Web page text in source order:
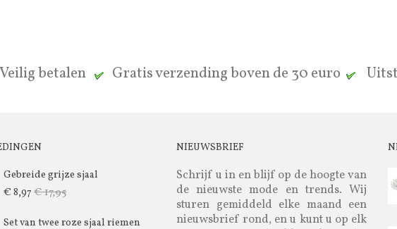
Veilig betalen Gratis verzending boven de 30 euro
Gebreide grijze sjaal
€ 8,97 € 17,95
Set van twee roze sjaal riemen
NIEUWSBRIEF
Schrijf u in en blijf op de hoogte van
de nieuwste mode en trends. Wij
sturen gemiddeld elke maand een
nieuwsbrief rond, en u kunt u op elk